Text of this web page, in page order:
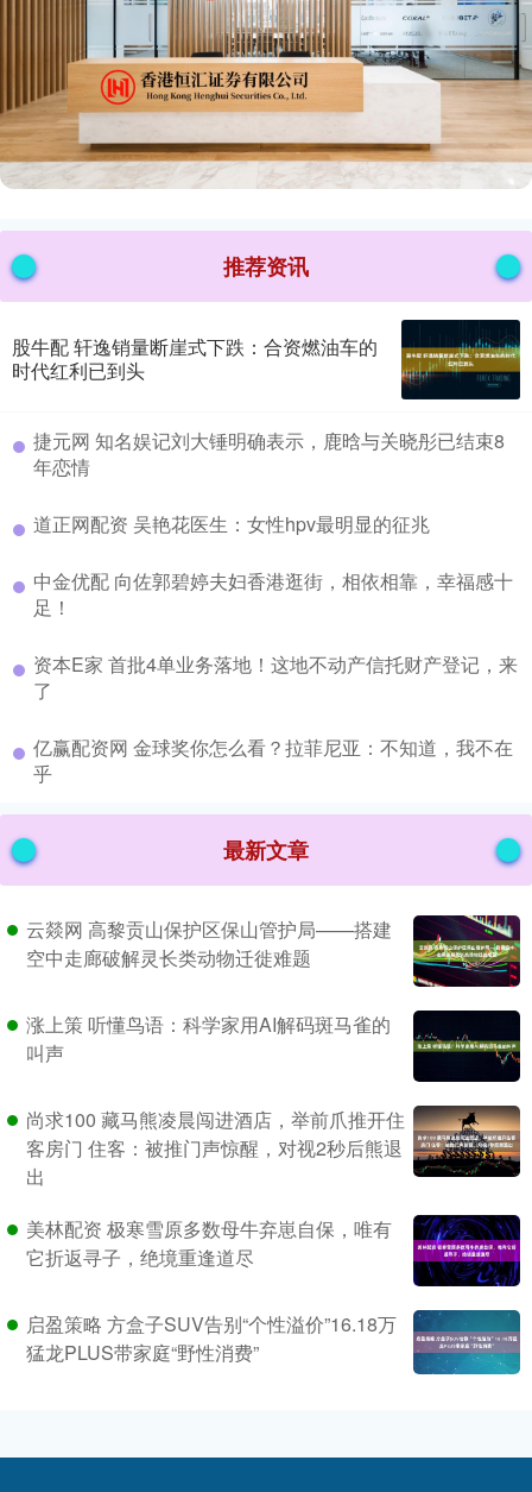
推荐资讯
股牛配 轩逸销量断崖式下跌：合资燃油车的
时代红利已到头
​捷元网 知名娱记刘大锤明确表示，鹿晗与关晓彤已结束8
年恋情
​道正网配资 吴艳花医生：女性hpv最明显的征兆
​中金优配 向佐郭碧婷夫妇香港逛街，相依相靠，幸福感十
足！
​资本E家 首批4单业务落地！这地不动产信托财产登记，来
了
​亿赢配资网 金球奖你怎么看？拉菲尼亚：不知道，我不在
乎
最新文章
云燚网 高黎贡山保护区保山管护局——搭建
空中走廊破解灵长类动物迁徙难题
涨上策 听懂鸟语：科学家用AI解码斑马雀的
叫声
尚求100 藏马熊凌晨闯进酒店，举前爪推开住
客房门 住客：被推门声惊醒，对视2秒后熊退
出
美林配资 极寒雪原多数母牛弃崽自保，唯有
它折返寻子，绝境重逢道尽
启盈策略 方盒子SUV告别“个性溢价”16.18万
猛龙PLUS带家庭“野性消费”